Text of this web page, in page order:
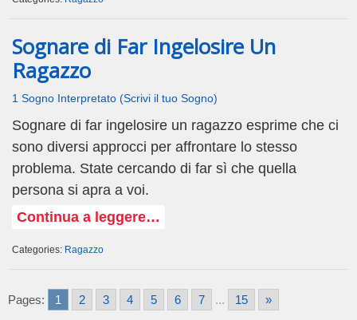
Sognare di Far Ingelosire Un
Ragazzo
1 Sogno Interpretato (Scrivi il tuo Sogno)
Sognare di far ingelosire un ragazzo esprime che ci
sono diversi approcci per affrontare lo stesso
problema. State cercando di far sì che quella
persona si apra a voi.
Continua a leggere…
Categories: Ragazzo
Pages: 1 2 3 4 5 6 7 ... 15 »